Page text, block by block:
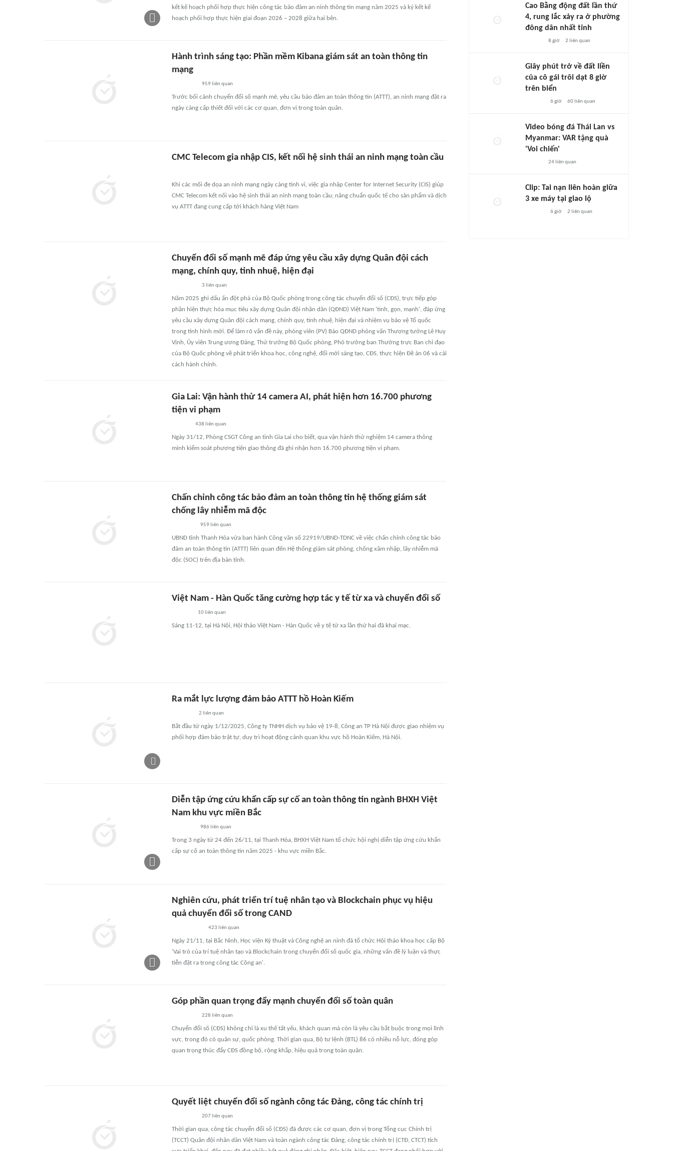
kết kế hoạch phối hợp thực hiện công tác bảo đảm an ninh thông tin mạng năm 2025 và ký kết kế
hoạch phối hợp thực hiện giai đoạn 2026 – 2028 giữa hai bên.
Hành trình sáng tạo: Phần mềm Kibana giám sát an toàn thông tin
mạng
959 liên quan
Trước bối cảnh chuyển đổi số mạnh mẽ, yêu cầu bảo đảm an toàn thông tin (ATTT), an ninh mạng đặt ra
ngày càng cấp thiết đối với các cơ quan, đơn vị trong toàn quân.
CMC Telecom gia nhập CIS, kết nối hệ sinh thái an ninh mạng toàn cầu
Khi các mối đe dọa an ninh mạng ngày càng tinh vi, việc gia nhập Center for Internet Security (CIS) giúp
CMC Telecom kết nối vào hệ sinh thái an ninh mạng toàn cầu; nâng chuẩn quốc tế cho sản phẩm và dịch
vụ ATTT đang cung cấp tới khách hàng Việt Nam
Chuyển đổi số mạnh mẽ đáp ứng yêu cầu xây dựng Quân đội cách
mạng, chính quy, tinh nhuệ, hiện đại
3 liên quan
Năm 2025 ghi dấu ấn đột phá của Bộ Quốc phòng trong công tác chuyển đổi số (CĐS), trực tiếp góp
phần hiện thực hóa mục tiêu xây dựng Quân đội nhân dân (QĐND) Việt Nam 'tinh, gọn, mạnh', đáp ứng
yêu cầu xây dựng Quân đội cách mạng, chính quy, tinh nhuệ, hiện đại và nhiệm vụ bảo vệ Tổ quốc
trong tình hình mới. Để làm rõ vấn đề này, phóng viên (PV) Báo QĐND phỏng vấn Thượng tướng Lê Huy
Vịnh, Ủy viên Trung ương Đảng, Thứ trưởng Bộ Quốc phòng, Phó trưởng ban Thường trực Ban chỉ đạo
của Bộ Quốc phòng về phát triển khoa học, công nghệ, đổi mới sáng tạo, CĐS, thực hiện Đề án 06 và cải
cách hành chính.
Gia Lai: Vận hành thử 14 camera AI, phát hiện hơn 16.700 phương
tiện vi phạm
438 liên quan
Ngày 31/12, Phòng CSGT Công an tỉnh Gia Lai cho biết, qua vận hành thử nghiệm 14 camera thông
minh kiểm soát phương tiện giao thông đã ghi nhận hơn 16.700 phương tiện vi phạm.
Chấn chỉnh công tác bảo đảm an toàn thông tin hệ thống giám sát
chống lây nhiễm mã độc
959 liên quan
UBND tỉnh Thanh Hóa vừa ban hành Công văn số 22919/UBND-TDNC về việc chấn chỉnh công tác bảo
đảm an toàn thông tin (ATTT) liên quan đến Hệ thống giám sát phòng, chống xâm nhập, lây nhiễm mã
độc (SOC) trên địa bàn tỉnh.
Việt Nam - Hàn Quốc tăng cường hợp tác y tế từ xa và chuyển đổi số
10liên quan
Sáng 11-12, tại Hà Nội, Hội thảo Việt Nam - Hàn Quốc về y tế từ xa lần thứ hai đã khai mạc.
Ra mắt lực lượng đảm bảo ATTT hồ Hoàn Kiếm
2 liên quan
Bắt đầu từ ngày 1/12/2025, Công ty TNHH dịch vụ bảo vệ 19-8, Công an TP Hà Nội được giao nhiệm vụ
phối hợp đảm bảo trật tự, duy trì hoạt động cảnh quan khu vực hồ Hoàn Kiếm, Hà Nội.
Diễn tập ứng cứu khẩn cấp sự cố an toàn thông tin ngành BHXH Việt
Nam khu vực miền Bắc
986 liên quan
Trong 3 ngày từ 24 đến 26/11, tại Thanh Hóa, BHXH Việt Nam tổ chức hội nghị diễn tập ứng cứu khẩn
cấp sự cố an toàn thông tin năm 2025 - khu vực miền Bắc.
Nghiên cứu, phát triển trí tuệ nhân tạo và Blockchain phục vụ hiệu
quả chuyển đổi số trong CAND
423 liên quan
Ngày 21/11, tại Bắc Ninh, Học viện Kỹ thuật và Công nghệ an ninh đã tổ chức Hội thảo khoa học cấp Bộ
'Vai trò của trí tuệ nhân tạo và Blockchain trong chuyển đổi số quốc gia, những vấn đề lý luận và thực
tiễn đặt ra trong công tác Công an'.
Góp phần quan trọng đẩy mạnh chuyển đổi số toàn quân
228 liên quan
Chuyển đổi số (CĐS) không chỉ là xu thế tất yếu, khách quan mà còn là yêu cầu bắt buộc trong mọi lĩnh
vực, trong đó có quân sự, quốc phòng. Thời gian qua, Bộ tư lệnh (BTL) 86 có nhiều nỗ lực, đóng góp
quan trọng thúc đẩy CĐS đồng bộ, rộng khắp, hiệu quả trong toàn quân.
Quyết liệt chuyển đổi số ngành công tác Đảng, công tác chính trị
207 liên quan
Thời gian qua, công tác chuyển đổi số (CĐS) đã được các cơ quan, đơn vị trong Tổng cục Chính trị
(TCCT) Quân đội nhân dân Việt Nam và toàn ngành công tác Đảng, công tác chính trị (CTĐ, CTCT) tích
Cao Bằng động đất lần thứ
4, rung lắc xảy ra ở phường
đông dân nhất tỉnh
8 giờ 2 liên quan
Giây phút trở về đất liền
của cô gái trôi dạt 8 giờ
trên biển
6 giờ 60liên quan
Video bóng đá Thái Lan vs
Myanmar: VAR tặng quà
'Voi chiến'
24liên quan
Clip: Tai nạn liên hoàn giữa
3 xe máy tại giao lộ
6 giờ 2 liên quan